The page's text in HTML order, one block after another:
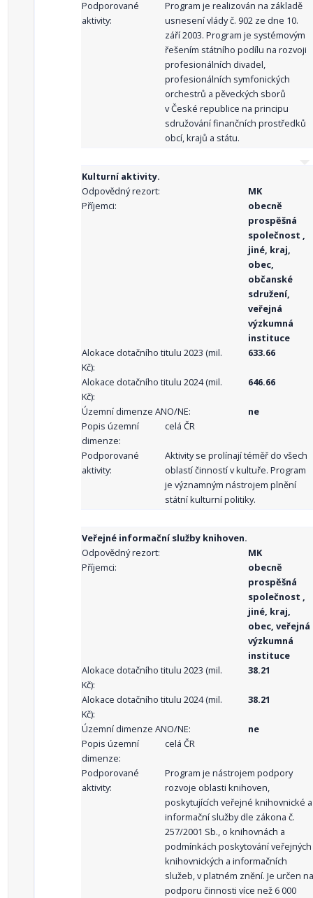
Podporované
aktivity:
Program je realizován na základě
usnesení vlády č. 902 ze dne 10.
září 2003. Program je systémovým
řešením státního podílu na rozvoji
profesionálních divadel,
profesionálních symfonických
orchestrů a pěveckých sborů
v České republice na principu
sdružování finančních prostředků
obcí, krajů a státu.
Kulturní aktivity.
Odpovědný rezort:
MK
Příjemci:
obecně
prospěšná
společnost ,
jiné, kraj,
obec,
občanské
sdružení,
veřejná
výzkumná
instituce
Alokace dotačního titulu 2023 (mil.
Kč):
633.66
Alokace dotačního titulu 2024 (mil.
Kč):
646.66
Územní dimenze ANO/NE:
ne
Popis územní
dimenze:
celá ČR
Podporované
aktivity:
Aktivity se prolínají téměř do všech
oblastí činností v kultuře. Program
je významným nástrojem plnění
státní kulturní politiky.
Veřejné informační služby knihoven.
Odpovědný rezort:
MK
Příjemci:
obecně
prospěšná
společnost ,
jiné, kraj,
obec, veřejná
výzkumná
instituce
Alokace dotačního titulu 2023 (mil.
Kč):
38.21
Alokace dotačního titulu 2024 (mil.
Kč):
38.21
Územní dimenze ANO/NE:
ne
Popis územní
dimenze:
celá ČR
Podporované
aktivity:
Program je nástrojem podpory
rozvoje oblasti knihoven,
poskytujících veřejné knihovnické a
informační služby dle zákona č.
257/2001 Sb., o knihovnách a
podmínkách poskytování veřejných
knihovnických a informačních
služeb, v platném znění. Je určen na
podporu činnosti více než 6 000